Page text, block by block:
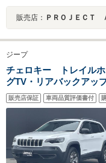
販売店： ＰＲＯＪＥＣＴ
ジープ
チェロキー トレイル
グTV・リアバックアッ
コントロール・ヒルデ
ドサスペンション・
販売店保証 車両品質評価書付